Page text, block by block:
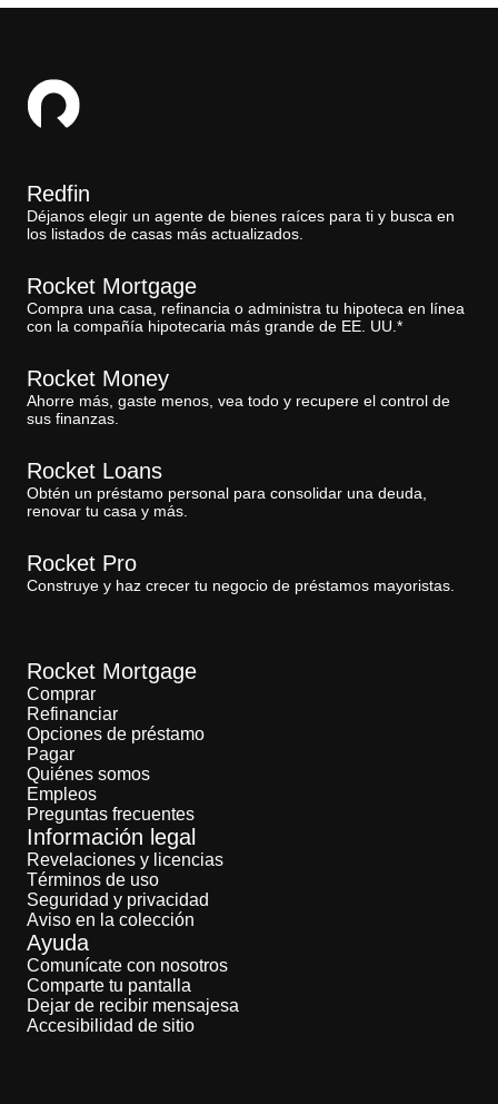
Redfin
Déjanos elegir un agente de bienes raíces para ti y busca en
los listados de casas más actualizados.
Rocket Mortgage
Compra una casa, refinancia o administra tu hipoteca en línea
con la compañía hipotecaria más grande de EE. UU.*
Rocket Money
Ahorre más, gaste menos, vea todo y recupere el control de
sus finanzas.
Rocket Loans
Obtén un préstamo personal para consolidar una deuda,
renovar tu casa y más.
Rocket Pro
Construye y haz crecer tu negocio de préstamos mayoristas.
Rocket Mortgage
Comprar
Refinanciar
Opciones de préstamo
Pagar
Quiénes somos
Empleos
Preguntas frecuentes
Información legal
Revelaciones y licencias
Términos de uso
Seguridad y privacidad
Aviso en la colección
Ayuda
Comunícate con nosotros
Comparte tu pantalla
Dejar de recibir mensajesa
Accesibilidad de sitio